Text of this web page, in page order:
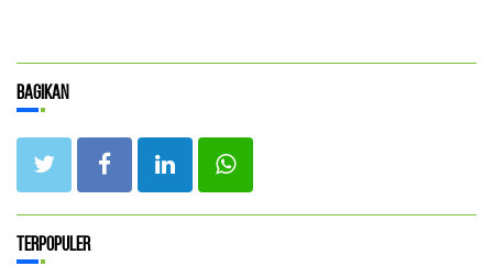
Bagikan
Terpopuler